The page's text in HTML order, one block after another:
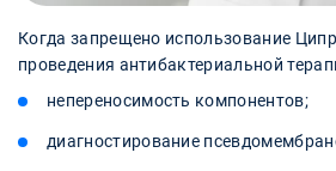
Когда запрещено использование
проведения антибактериальной
непереносимость компонентов;
диагностирование